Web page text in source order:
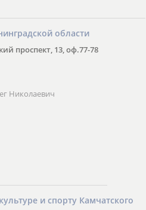
области
проспект, 13, оф.77-78
Николаевич
и спорту Камчатского